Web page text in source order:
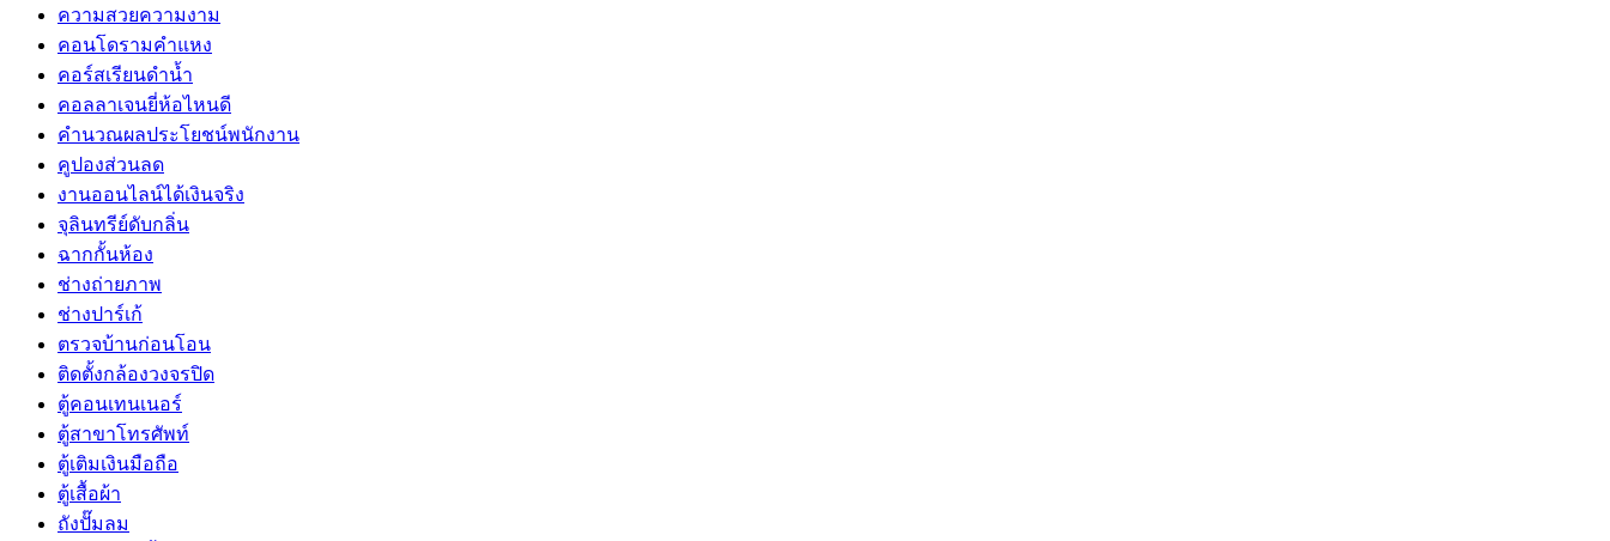
ความสวยความงาม
คอนโดรามคำแหง
คอร์สเรียนดำน้ำ
คอลลาเจนยี่ห้อไหนดี
คำนวณผลประโยชน์พนักงาน
คูปองส่วนลด
งานออนไลน์ได้เงินจริง
จุลินทรีย์ดับกลิ่น
ฉากกั้นห้อง
ช่างถ่ายภาพ
ช่างปาร์เก้
ตรวจบ้านก่อนโอน
ติดตั้งกล้องวงจรปิด
ตู้คอนเทนเนอร์
ตู้สาขาโทรศัพท์
ตู้เติมเงินมือถือ
ตู้เสื้อผ้า
ถังปั๊มลม